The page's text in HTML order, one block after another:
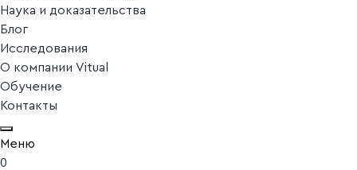
Наука и доказательства
Блог
Исследования
О компании Vitual
Обучение
Контакты
Меню
0